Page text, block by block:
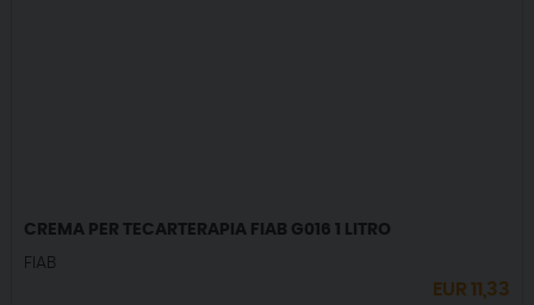
CREMA PER TECARTERAPIA FIAB G016 1 LITRO
FIAB
EUR11,33